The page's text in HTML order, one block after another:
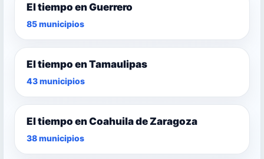
El tiempo en Guerrero
85 municipios
El tiempo en Tamaulipas
43 municipios
El tiempo en Coahuila de Zaragoza
38 municipios